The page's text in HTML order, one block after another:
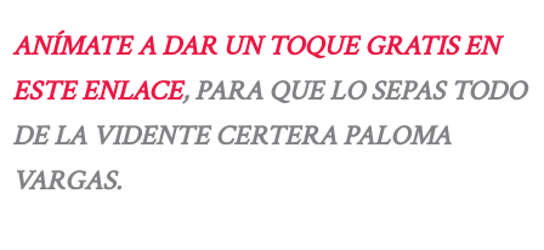
ANÍMATE A DAR UN TOQUE GRATIS EN
ESTE ENLACE, PARA QUE LO SEPAS TODO
DE LA VIDENTE CERTERA PALOMA
VARGAS.